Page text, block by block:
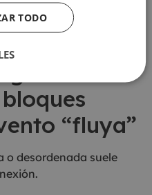
servicios
“fluya”
o desordenada suele
TODO